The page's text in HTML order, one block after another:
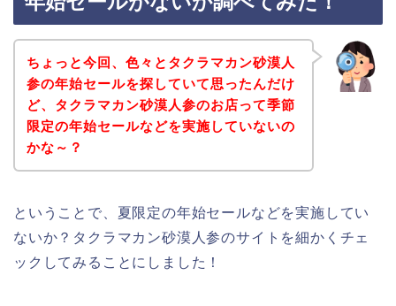
ちょっと今回、色々とタクラマカン砂漠人
参の年始セールを探していて思ったんだけ
ど、タクラマカン砂漠人参のお店って季節
限定の年始セールなどを実施していないの
かな～？
ということで、夏限定の年始セールなどを実施してい
ないか？タクラマカン砂漠人参のサイトを細かくチェ
ックしてみることにしました！